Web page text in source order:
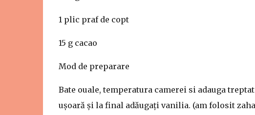
1 plic praf de copt
15 g cacao
Mod de preparare
Bate ouale, temperatura camerei si adauga
ușoară și la final adăugați vanilia. (am folosit